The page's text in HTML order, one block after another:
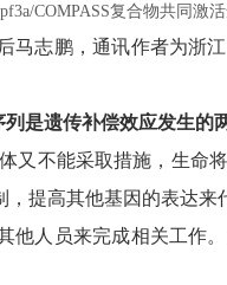
COMPASS复合物共同激
马志鹏，通讯作者为浙
是遗传补偿效应发生的
又不能采取措施，生命
提高其他基因的表达来
他人员来完成相关工作